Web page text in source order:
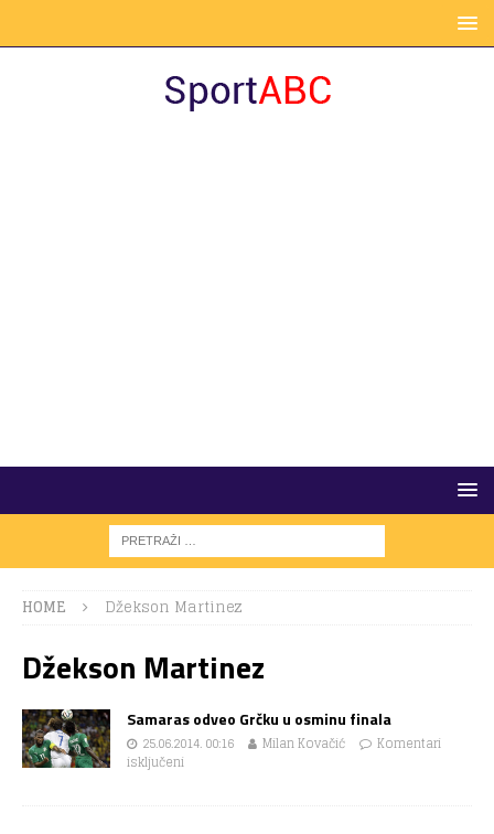
HOME Džekson Martinez
Džekson Martinez
Samaras odveo Grčku u osminu finala
25.06.2014. 00:16 Milan Kovačić
Komentari
isključeni